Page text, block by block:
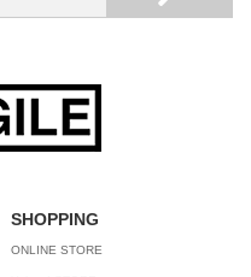
SHOPPING
ONLINE STORE